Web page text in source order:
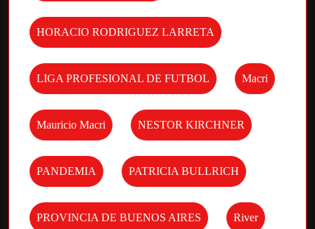
HORACIO RODRIGUEZ LARRETA
LIGA PROFESIONAL DE FUTBOL Macri
Mauricio Macri NESTOR KIRCHNER
PANDEMIA PATRICIA BULLRICH
PROVINCIA DE BUENOS AIRES River